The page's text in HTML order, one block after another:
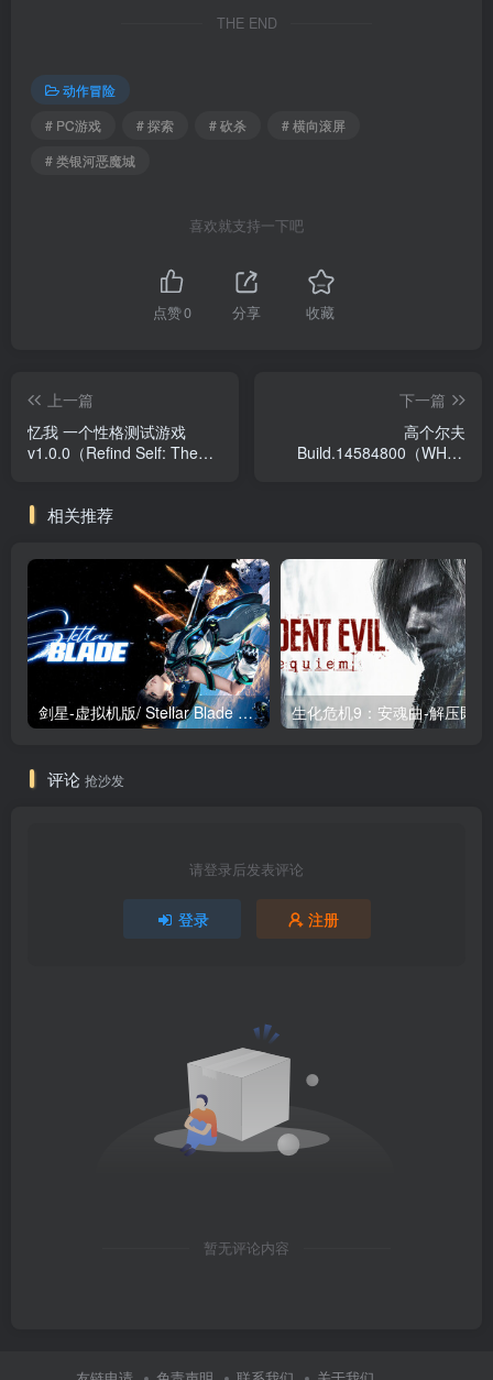
THE END
动作冒险
# PC游戏
# 探索 # 砍杀
# 横向滚屏
# 类银河恶魔城
喜欢就支持一下吧
点赞0 分享 收藏
上一篇
忆我 一个性格测试游戏
v1.0.0（Refind Self: The
下一篇
高个尔夫
Build.14584800（WHAT
相关推荐
剑星-虚拟机版/ Stellar Blade v1.4.1|Build.19963153 终极版新补丁 送修改器 免安装中文版
评论 抢沙发
请登录后发表评论
登录 注册
暂无评论内容